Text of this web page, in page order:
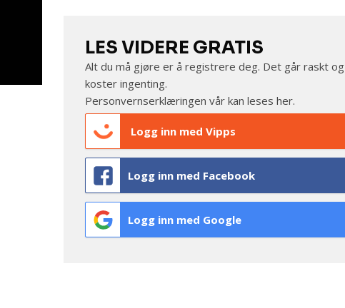
LES VIDERE GRATIS
Alt du må gjøre er å registrere deg. Det går raskt og
koster ingenting.
Personvernserklæringen vår kan lesesher.
Logg inn med Vipps
Logg inn med Facebook
Logg inn med Google